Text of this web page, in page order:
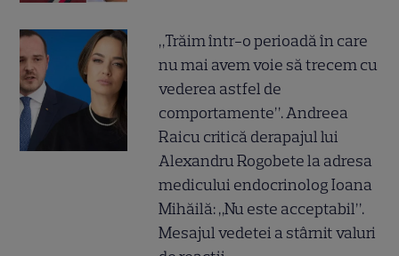
„Trăim într-o perioadă în care
nu mai avem voie să trecem cu
vederea astfel de
comportamente”. Andreea
Raicu critică derapajul lui
Alexandru Rogobete la adresa
medicului endocrinolog Ioana
Mihăilă: „Nu este acceptabil”.
Mesajul vedetei a stârnit valuri